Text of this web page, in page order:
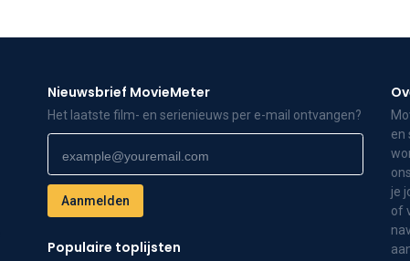
Nieuwsbrief MovieMeter
Het laatste film- en serienieuws per e-mail ontvangen?
Populaire toplijsten
en
je
of